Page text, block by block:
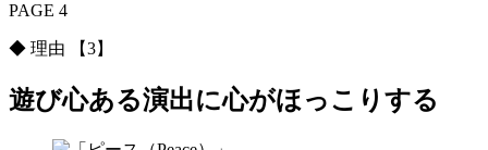
PAGE 4
◆ 理由 【3】
遊び心ある演出に心がほっこりする